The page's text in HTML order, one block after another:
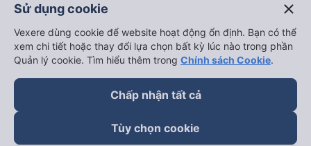
Sử dụng cookie close
Vexere dùng cookie để website hoạt động ổn định. Bạn có thể
xem chi tiết hoặc thay đổi lựa chọn bất kỳ lúc nào trong phần
Quản lý cookie. Tìm hiểu thêm trong Chính sách Cookie.
Chấp nhận tất cả
Tùy chọn cookie